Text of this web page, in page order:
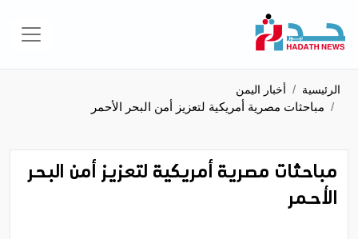
الرئيسية أخبار اليمن
مباحثات مصرية أمريكية لتعزيز أمن البحر الأحمر
مباحثات مصرية أمريكية لتعزيز أمن البحر
الأحمر